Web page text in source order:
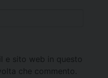
e sito web in questo
che commento.